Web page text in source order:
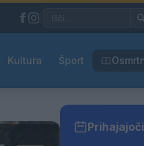
Kultura Šport